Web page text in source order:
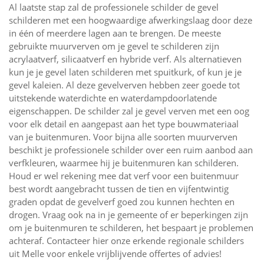
Al laatste stap zal de professionele schilder de gevel
schilderen met een hoogwaardige afwerkingslaag door deze
in één of meerdere lagen aan te brengen. De meeste
gebruikte muurverven om je gevel te schilderen zijn
acrylaatverf, silicaatverf en hybride verf. Als alternatieven
kun je je gevel laten schilderen met spuitkurk, of kun je je
gevel kaleien. Al deze gevelverven hebben zeer goede tot
uitstekende waterdichte en waterdampdoorlatende
eigenschappen. De schilder zal je gevel verven met een oog
voor elk detail en aangepast aan het type bouwmateriaal
van je buitenmuren. Voor bijna alle soorten muurverven
beschikt je professionele schilder over een ruim aanbod aan
verfkleuren, waarmee hij je buitenmuren kan schilderen.
Houd er wel rekening mee dat verf voor een buitenmuur
best wordt aangebracht tussen de tien en vijfentwintig
graden opdat de gevelverf goed zou kunnen hechten en
drogen. Vraag ook na in je gemeente of er beperkingen zijn
om je buitenmuren te schilderen, het bespaart je problemen
achteraf. Contacteer hier onze erkende regionale schilders
uit Melle voor enkele vrijblijvende offertes of advies!